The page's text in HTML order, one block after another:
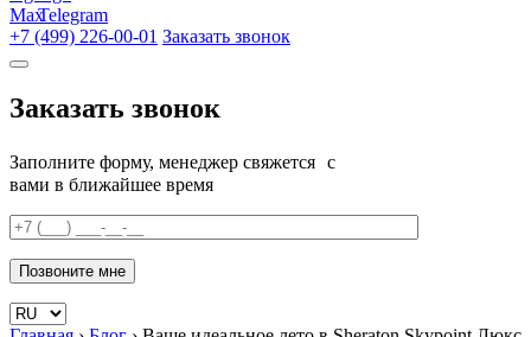
+7 (499) 226-00-01 Заказать звонок
Заказать звонок
Заполните форму, менеджер свяжется с
вами в ближайшее время